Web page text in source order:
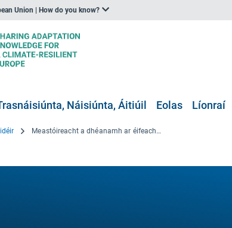
Union | How do you know?
Náisiúnta, Áitiúil Eolas Líonraí
Meastóireacht a dhéanamh ar éifeachtacht Phlean Náisiúnta Tonnta Teasa na hÍsiltíre